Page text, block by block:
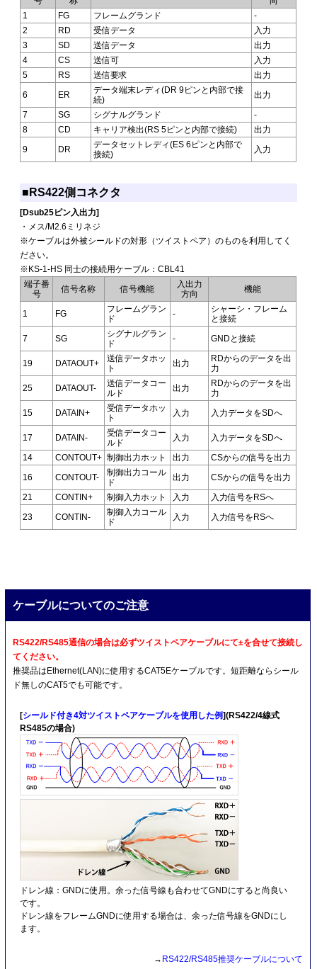
1
FG フレームグランド
-
2
RD 受信データ
入力
3
SD 送信データ
出力
4
CS 送信可
入力
5
RS 送信要求
出力
6
ER
データ端末レディ(DR 9ピンと内部で接
続)
出力
7
SG シグナルグランド
-
8
CD キャリア検出(RS 5ピンと内部で接続)
出力
9
DR
データセットレディ(ES 6ピンと内部で
接続)
入力
■RS422側コネクタ
[Dsub25ピン入出力]
・メス/M2.6ミリネジ
※ケーブルは外被シールドの対形（ツイストペア）のものを利用してく
ださい。
※KS-1-HS 同士の接続用ケーブル：CBL41
端子番
号
信号名称 信号機能
入出力
方向
機能
1 FG
フレームグラン
ド
-
シャーシ・フレーム
と接続
7
SG
シグナルグラン
ド
- GNDと接続
19 DATAOUT+
送信データホッ
ト
出力
RDからのデータを出
力
25
DATAOUT-
送信データコー
ルド
出力
RDからのデータを出
力
15
DATAIN+
受信データホッ
ト
入力 入力データをSDへ
17 DATAIN-
受信データコー
ルド
入力
入力データをSDへ
14
CONTOUT+ 制御出力ホット 出力
CSからの信号を出力
16
CONTOUT-
制御出力コール
ド
出力
CSからの信号を出力
21
CONTIN+ 制御入力ホット 入力
入力信号をRSへ
23
CONTIN-
制御入力コール
ド
入力 入力信号をRSへ
ケーブルについてのご注意
RS422/RS485通信の場合は必ずツイストペアケーブルにて±を合せて接続し
てください。
推奨品はEthernet(LAN)に使用するCAT5Eケーブルです。短距離ならシール
ド無しのCAT5でも可能です。
[シールド付き4対ツイストペアケーブルを使用した例](RS422/4線式
RS485の場合)
ドレン線：GNDに使用。余った信号線も合わせてGNDにすると尚良い
です。
ドレン線をフレームGNDに使用する場合は、余った信号線をGNDにし
ます。
→ RS422/RS485推奨ケーブルについて